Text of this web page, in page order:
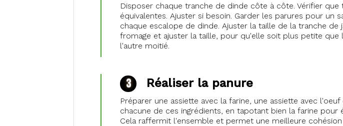
Disposer chaque tranche de dinde côte à côte. Vérifier
équivalentes. Ajuster si besoin. Garder les parures pour
chaque escalope de dinde. Ajuster la taille de la tranche
fromage et ajuster la taille, pour qu'elle soit plus petite
l'autre moitié.
Réaliser la panure
Préparer une assiette avec la farine, une assiette avec
chacune de ces ingrédients, en tapotant bien la farine
Cela raffermit l'ensemble et permet une meilleure cohésion